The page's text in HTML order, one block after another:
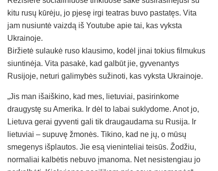
kitu rusų kūrėju, jo pjesę irgi teatras buvo pastatęs. Vita
jam nusiuntė vaizdą iš Youtube apie tai, kas vyksta
Ukrainoje.
Biržietė sulaukė ruso klausimo, kodėl jinai tokius filmukus
siuntinėja. Vita pasakė, kad galbūt jie, gyvenantys
Rusijoje, neturi galimybės sužinoti, kas vyksta Ukrainoje.
„Jis man išaiškino, kad mes, lietuviai, pasirinkome
draugystę su Amerika. Ir dėl to labai suklydome. Anot jo,
Lietuva gerai gyventi gali tik draugaudama su Rusija. Ir
lietuviai – supuvę žmonės. Tikino, kad ne jų, o mūsų
smegenys išplautos. Jie esą vieninteliai teisūs. Žodžiu,
normaliai kalbėtis nebuvo įmanoma. Net nesistengiau jo